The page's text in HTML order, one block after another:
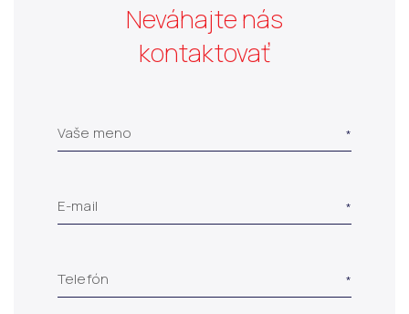
Neváhajte nás
kontaktovať
Vaše meno
E-mail
Telefón